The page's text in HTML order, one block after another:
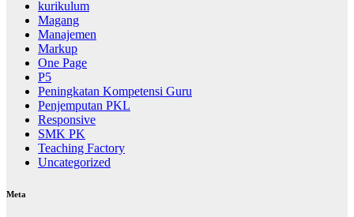
kurikulum
Magang
Manajemen
Markup
One Page
P5
Peningkatan Kompetensi Guru
Penjemputan PKL
Responsive
SMK PK
Teaching Factory
Uncategorized
Meta